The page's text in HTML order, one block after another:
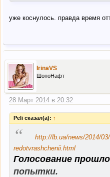
уже коснулось. правда время
IrinaVS
ШопоНафт
28 Март 2014 в 20:32
Peli сказал(а): ↑
“
http://lb.ua/news/2014/
redotvrashchenii.html
Голосование
попытки.